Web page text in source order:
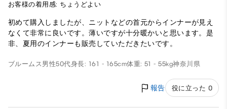
お客様の着用感: ちょうどよい
初めて購入しましたが、ニットなどの首元からインナーが見え
なくて非常に良いです。薄いですが十分暖かいと思います。是
非、夏用のインナーも販売していただきたいです。
ブルームス 男性50代身長: 161 - 165cm体重: 51 - 55kg神奈川県
報告 役に立った 0